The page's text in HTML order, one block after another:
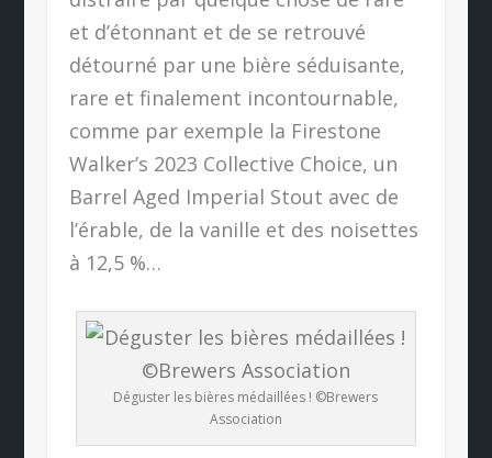
et d’étonnant et de se retrouvé
détourné par une bière séduisante,
rare et finalement incontournable,
comme par exemple la Firestone
Walker’s 2023 Collective Choice, un
Barrel Aged Imperial Stout avec de
l’érable, de la vanille et des noisettes
à 12,5 %…
Déguster les bières médaillées ! ©Brewers
Association